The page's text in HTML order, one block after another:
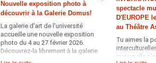
Nouvelle exposition photo à
découvrir à la Galerie Domus!
La galerie d'art de l'université
accueille une nouvelle exposition
photo du 4 au 27 février 2026.
Découvrez-la librement à la galerie
Domus sur le campus de la Doua !
spectacle
D'EUROPE
au Théâtre
Tu aimes la
maternelle